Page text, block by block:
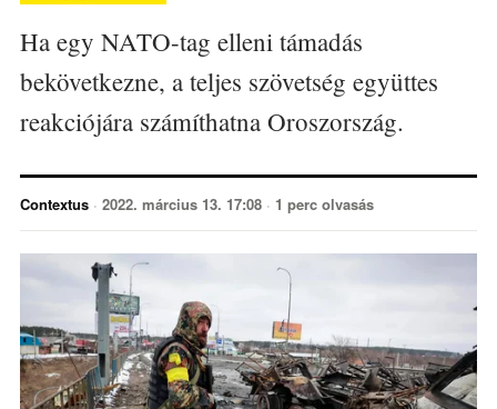
Ha egy NATO-tag elleni támadás
bekövetkezne, a teljes szövetség együttes
reakciójára számíthatna Oroszország.
Contextus · 2022. március 13. 17:08 · 1 perc olvasás